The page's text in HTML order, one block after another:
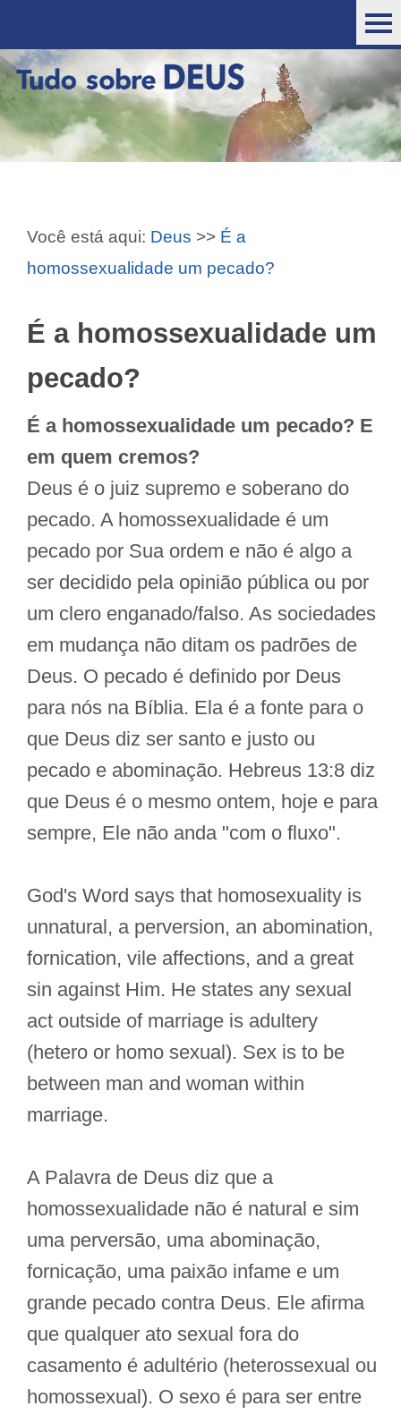
Você está aqui: Deus >> É a
homossexualidade um pecado?
É a homossexualidade um
pecado?
É a homossexualidade um pecado? E
em quem cremos?
Deus é o juiz supremo e soberano do
pecado. A homossexualidade é um
pecado por Sua ordem e não é algo a
ser decidido pela opinião pública ou por
um clero enganado/falso. As sociedades
em mudança não ditam os padrões de
Deus. O pecado é definido por Deus
para nós na Bíblia. Ela é a fonte para o
que Deus diz ser santo e justo ou
pecado e abominação. Hebreus 13:8 diz
que Deus é o mesmo ontem, hoje e para
sempre, Ele não anda "com o fluxo".
God's Word says that homosexuality is
unnatural, a perversion, an abomination,
fornication, vile affections, and a great
sin against Him. He states any sexual
act outside of marriage is adultery
(hetero or homo sexual). Sex is to be
between man and woman within
marriage.
A Palavra de Deus diz que a
homossexualidade não é natural e sim
uma perversão, uma abominação,
fornicação, uma paixão infame e um
grande pecado contra Deus. Ele afirma
que qualquer ato sexual fora do
casamento é adultério (heterossexual ou
homossexual). O sexo é para ser entre